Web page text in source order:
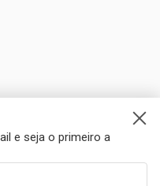
e seja o primeiro a